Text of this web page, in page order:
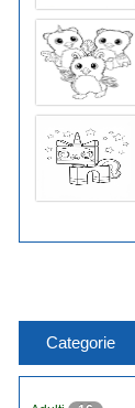
Categorie